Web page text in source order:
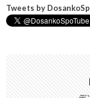
Tweets by